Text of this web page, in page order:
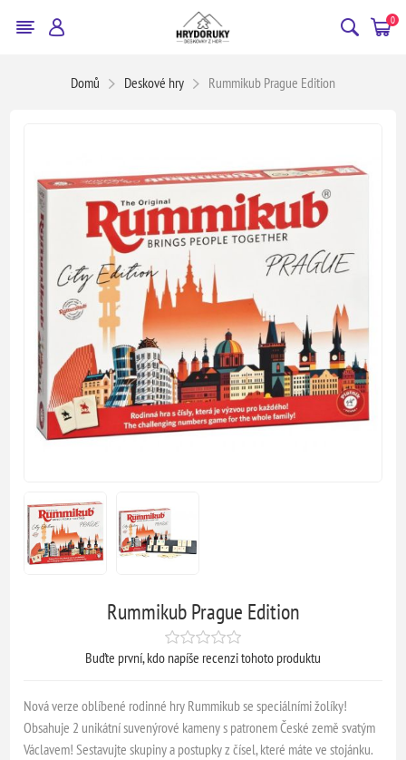
0
Domů Deskové hry Rummikub Prague Edition
Rummikub Prague Edition
Buďte první, kdo napíše recenzi tohoto produktu
Nová verze oblíbené rodinné hry Rummikub se speciálními žolíky!
Obsahuje 2 unikátní suvenýrové kameny s patronem České země svatým
Václavem! Sestavujte skupiny a postupky z čísel, které máte ve stojánku.